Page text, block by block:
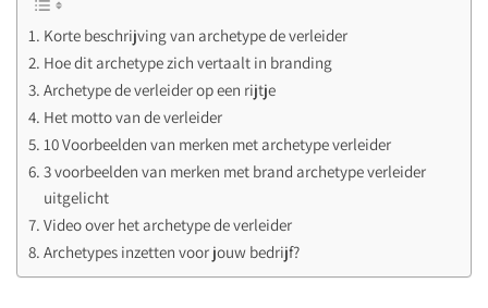
Korte beschrijving van archetype de verleider
Hoe dit archetype zich vertaalt in branding
Archetype de verleider op een rijtje
Het motto van de verleider
10 Voorbeelden van merken met archetype verleider
3 voorbeelden van merken met brand archetype verleider
uitgelicht
Video over het archetype de verleider
Archetypes inzetten voor jouw bedrijf?